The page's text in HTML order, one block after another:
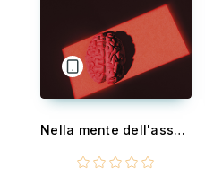
Nella mente dell'assassino - Dal criminal profiling al linguaggio del corpo